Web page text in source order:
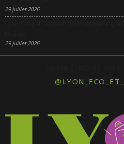
29 juillet 2026
29 juillet 2026